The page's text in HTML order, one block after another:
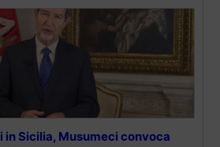
in Sicilia, Musumeci convoca